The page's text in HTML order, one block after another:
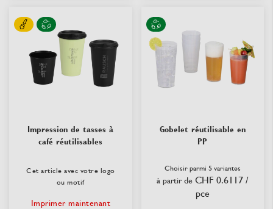
Impression de tasses à
café réutilisables
Cet article avec votre logo
ou motif
Imprimer maintenant
Gobelet réutilisable en
PP
Choisir parmi 5 variantes
à partir de CHF 0.6117 /
pce